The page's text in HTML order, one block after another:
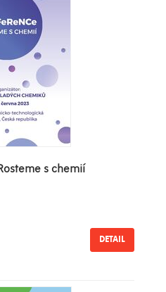
s chemií
DETAIL